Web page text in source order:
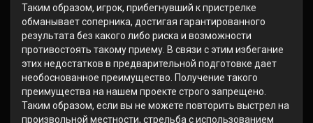
Таким образом, игрок, прибегнувший к пристрелке
обманывает соперника, достигая гарантированного
результата без какого либо риска и возможности
противостоять такому приему. В связи с этим избегание
этих недостатков в предварительной подготовке дает
необоснованное преимущество. Получение такого
преимущества на нашем проекте строго запрещено.
Таким образом, если вы не можете повторить выстрел на
произвольной местности, стрельба с использованием